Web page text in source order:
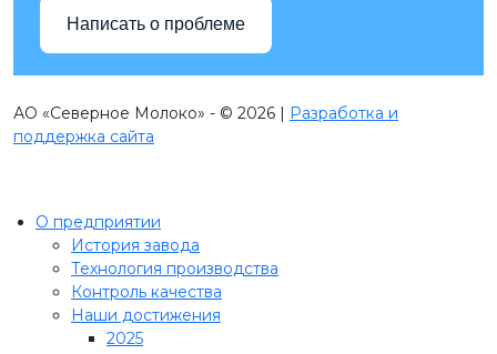
Написать о проблеме
АО «Северное Молоко» - © 2026 | Разработка и
поддержка сайта
О предприятии
История завода
Технология производства
Контроль качества
Наши достижения
2025